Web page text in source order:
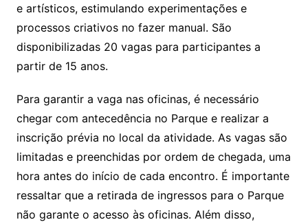
e artísticos, estimulando experimentações e
processos criativos no fazer manual. São
disponibilizadas 20 vagas para participantes a
partir de 15 anos.
Para garantir a vaga nas oficinas, é necessário
chegar com antecedência no Parque e realizar a
inscrição prévia no local da atividade. As vagas são
limitadas e preenchidas por ordem de chegada, uma
hora antes do início de cada encontro. É importante
ressaltar que a retirada de ingressos para o Parque
não garante o acesso às oficinas. Além disso,